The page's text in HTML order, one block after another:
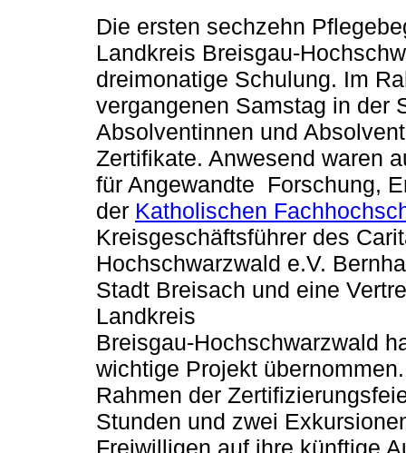
Die ersten sechzehn
Landkreis Breisgau-
dreimonatige Schulung. Im
vergangenen Samstag in der
Absolventinnen und
Zertifikate. Anwesend waren
für Angewandte Forschung,
der Katholischen
Kreisgeschäftsführer des
Hochschwarzwald e.V.
Stadt Breisach und eine
Landkreis
Breisgau-Hochschwarzwald
wichtige Projekt
Rahmen der
Stunden und zwei
Freiwilligen auf ihre künftige